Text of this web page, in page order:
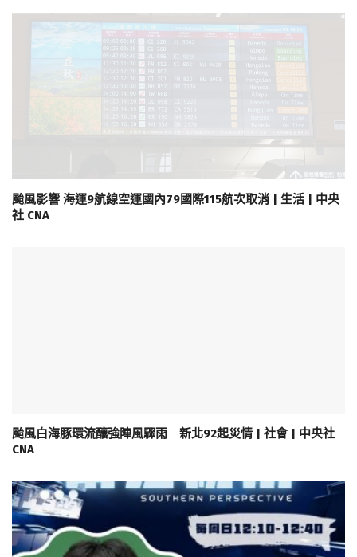
颱風影響 海運9航線空運國內79國際115航次取消 | 生活 | 中央
社 CNA
颱風白海豚環流釀強陣風驟雨 新北92起災情 | 社會 | 中央社
CNA